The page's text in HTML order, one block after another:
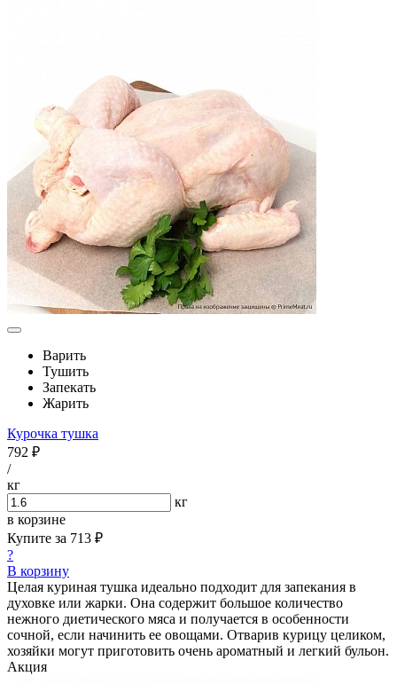
Варить
Тушить
Запекать
Жарить
Курочка тушка
792 ₽
/
кг
кг
в корзине
Купите за 713 ₽
?
В корзину
Целая куриная тушка идеально подходит для запекания в
духовке или жарки. Она содержит большое количество
нежного диетического мяса и получается в особенности
сочной, если начинить ее овощами. Отварив курицу целиком,
хозяйки могут приготовить очень ароматный и легкий бульон.
Акция